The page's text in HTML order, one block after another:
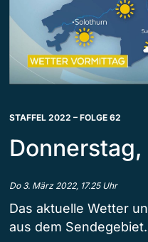
STAFFEL 2022 – FOLGE 62
Do 3. März 2022, 17.25 Uhr
Das aktuelle Wetter
aus dem Sendegebiet.